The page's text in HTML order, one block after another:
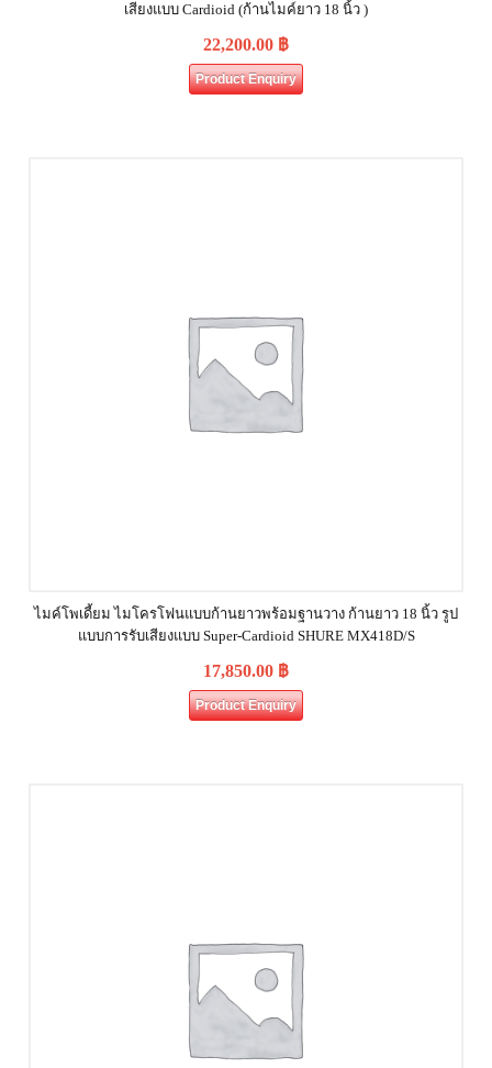
เสียงแบบ Cardioid (ก้านไมค์ยาว 18 นิ้ว )
22,200.00 ฿
Product Enquiry
ไมค์โพเดี้ยม ไมโครโฟนแบบก้านยาวพร้อมฐานวาง ก้านยาว 18 นิ้ว รูป
แบบการรับเสียงแบบ Super-Cardioid SHURE MX418D/S
17,850.00 ฿
Product Enquiry